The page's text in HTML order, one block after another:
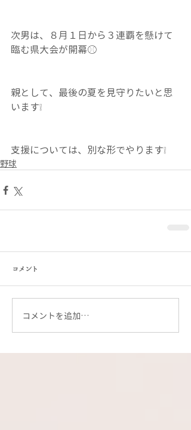
次男は、８月１日から３連覇を懸けて
臨む県大会が開幕⚾
親として、最後の夏を見守りたいと思
います❕
支援については、別な形でやります❕
野球
コメント
コメントを追加…